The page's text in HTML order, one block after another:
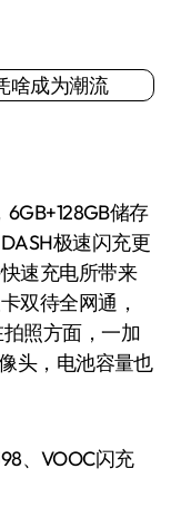
储存
极速闪充更
速充电所带来
双待全网通，
照方面，一加
头，电池容量也
、VOOC闪充